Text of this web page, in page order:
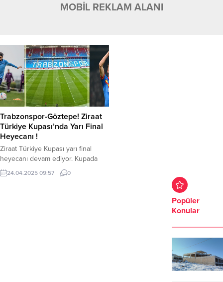
MOBİL REKLAM ALANI
Trabzonspor-Göztepe! Ziraat
Türkiye Kupası’nda Yarı Final
Heyecanı !
Ziraat Türkiye Kupası yarı final
heyecanı devam ediyor. Kupada
yarı final heyecanı Trabzonspor-
Göztepe maçı ile devam ediyor.
24.04.2025 09:57 0
Popüler
Konular